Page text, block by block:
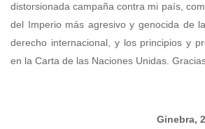
distorsionada campaña contra mi país,
del Imperio más agresivo y genocida de
derecho internacional, y los principios y
en la Carta de las Naciones Unidas.
Ginebra,